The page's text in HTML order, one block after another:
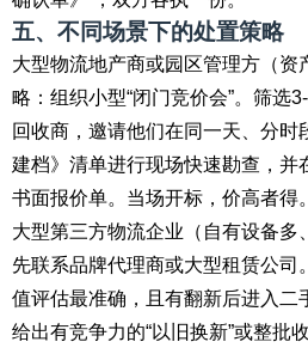
五、不同场景下的处置策略
大型物流地产商或园区管理方（资
略：组织小型“闭门竞价会”。筛选
回收商，邀请他们在同一天、分时
建档》清单进行现场快速勘查，并
书面报价单。当场开标，价高者得
大型第三方物流企业（自有设备多
先联系品牌代理商或大型租赁公司
值评估最准确，且有翻新后进入二
给出有竞争力的“以旧换新”或整批